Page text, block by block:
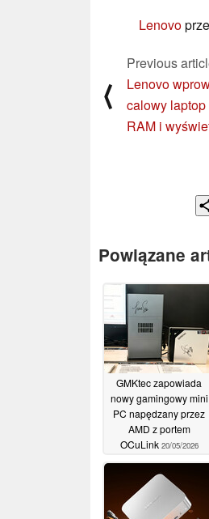
Lenovo
⟨
Previous
Lenovo
calowy
RAM i
Powiązane
GMKtec zapowiada
nowy gamingowy mini
PC napędzany przez
AMD z portem
OCuLink 20/05/2026